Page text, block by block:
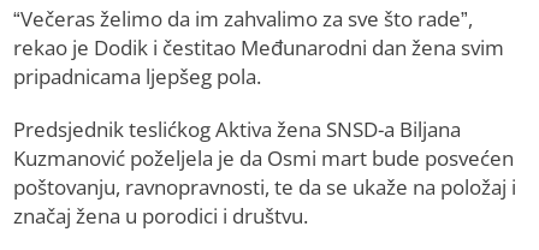
“Večeras želimo da im zahvalimo za sve što rade”,
rekao je Dodik i čestitao Međunarodni dan žena svim
pripadnicama ljepšeg pola.
Predsjednik teslićkog Aktiva žena SNSD-a Biljana
Kuzmanović poželjela je da Osmi mart bude posvećen
poštovanju, ravnopravnosti, te da se ukaže na položaj i
značaj žena u porodici i društvu.